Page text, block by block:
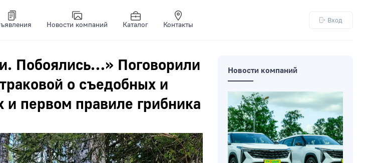
Новости компаний Каталог Контакты
Вход
Побоялись…» Поговорили
о съедобных и
и первом правиле грибника
Новости компаний